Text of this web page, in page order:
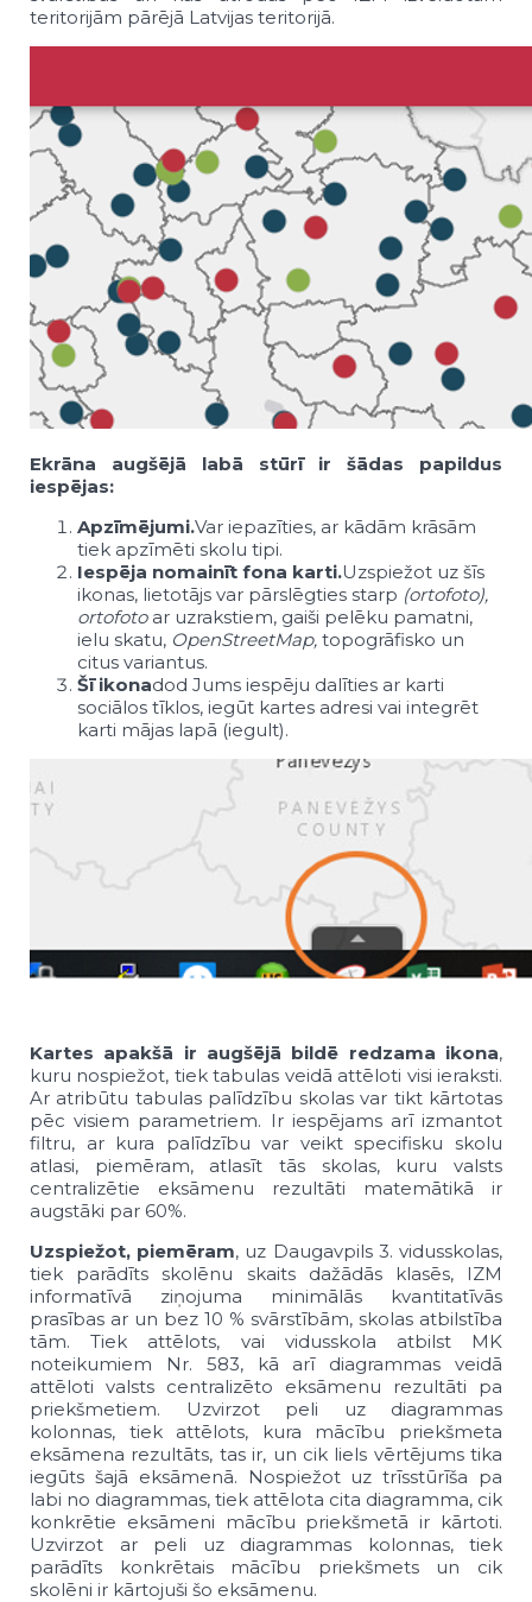
teritorijām pārējā Latvijas teritorijā.
Ekrāna augšējā labā stūrī ir šādas papildus
iespējas:
Apzīmējumi.Var iepazīties, ar kādām krāsām
tiek apzīmēti skolu tipi.
Iespēja nomainīt fona karti.Uzspiežot uz šīs
ikonas, lietotājs var pārslēgties starp (ortofoto),
ortofotoar uzrakstiem, gaiši pelēku pamatni,
ielu skatu, OpenStreetMap, topogrāfisko un
citus variantus.
Šī ikonadod Jums iespēju dalīties ar karti
sociālos tīklos, iegūt kartes adresi vai integrēt
karti mājas lapā (iegult).
Kartes apakšā ir augšējā bildē redzama ikona,
kuru nospiežot, tiek tabulas veidā attēloti visi ieraksti.
Ar atribūtu tabulas palīdzību skolas var tikt kārtotas
pēc visiem parametriem. Ir iespējams arī izmantot
filtru, ar kura palīdzību var veikt specifisku skolu
atlasi, piemēram, atlasīt tās skolas, kuru valsts
centralizētie eksāmenu rezultāti matemātikā ir
augstāki par 60%.
Uzspiežot, piemēram, uz Daugavpils 3. vidusskolas,
tiek parādīts skolēnu skaits dažādās klasēs, IZM
informatīvā ziņojuma minimālās kvantitatīvās
prasības ar un bez 10 % svārstībām, skolas atbilstība
tām. Tiek attēlots, vai vidusskola atbilst MK
noteikumiem Nr. 583, kā arī diagrammas veidā
attēloti valsts centralizēto eksāmenu rezultāti pa
priekšmetiem. Uzvirzot peli uz diagrammas
kolonnas, tiek attēlots, kura mācību priekšmeta
eksāmena rezultāts, tas ir, un cik liels vērtējums tika
iegūts šajā eksāmenā. Nospiežot uz trīsstūrīša pa
labi no diagrammas, tiek attēlota cita diagramma, cik
konkrētie eksāmeni mācību priekšmetā ir kārtoti.
Uzvirzot ar peli uz diagrammas kolonnas, tiek
parādīts konkrētais mācību priekšmets un cik
skolēni ir kārtojuši šo eksāmenu.